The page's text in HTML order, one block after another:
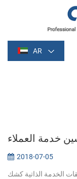
AR
خدمة العملاء
2018-07-05
الخدمة الذاتية كشك